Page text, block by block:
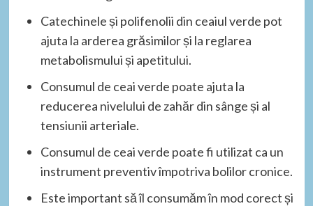
Catechinele și polifenolii din ceaiul verde pot
ajuta la arderea grăsimilor și la reglarea
metabolismului și apetitului.
Consumul de ceai verde poate ajuta la
reducerea nivelului de zahăr din sânge și al
tensiunii arteriale.
Consumul de ceai verde poate fi utilizat ca un
instrument preventiv împotriva bolilor cronice.
Este important să îl consumăm în mod corect și